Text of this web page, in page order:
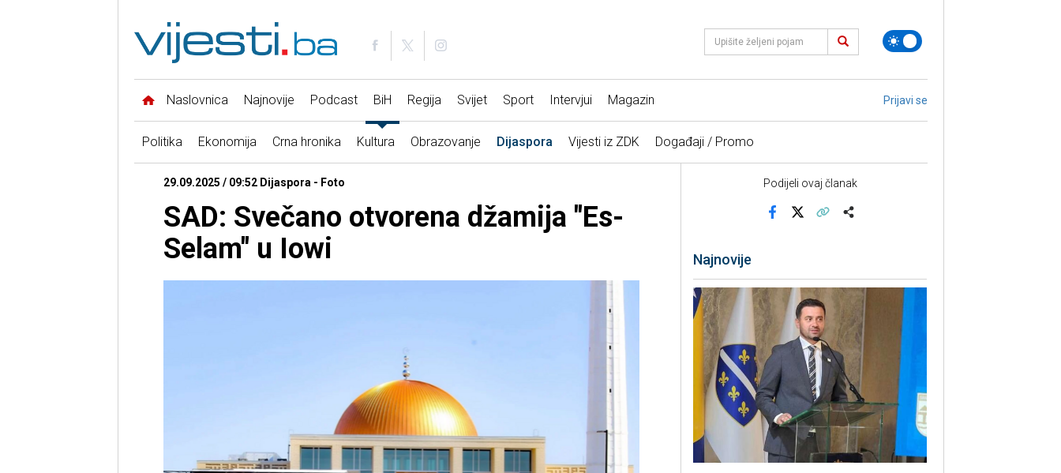
Naslovnica Najnovije Podcast BiH Regija Svijet Sport Intervjui Magazin Prijavi se
Politika Ekonomija Crna hronika Kultura Obrazovanje Dijaspora Vijesti iz ZDK Događaji / Promo
29.09.2025 / 09:52 Dijaspora - Foto
SAD: Svečano otvorena džamija "Es-
Selam" u Iowi
Podijeli ovaj članak
Najnovije